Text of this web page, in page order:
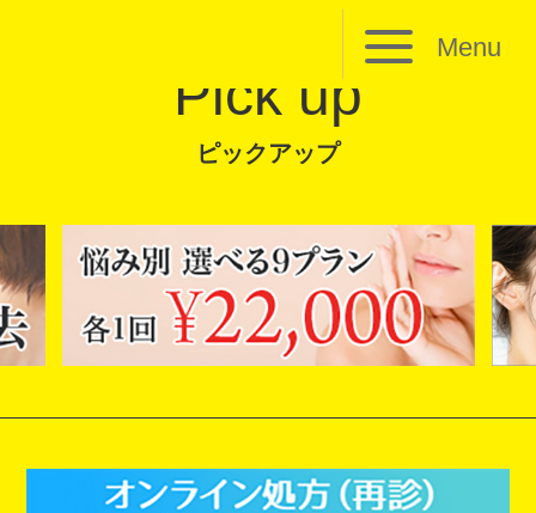
Menu
Pick up
ピックアップ